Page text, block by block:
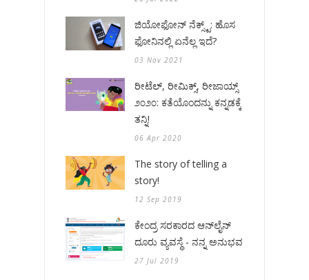
ಜಿಯೋಫೋನ್ ನೆಕ್ಸ್ಟ್: ಹೊಸ
ಫೋನಿನಲ್ಲಿ ಏನೆಲ್ಲ ಇದೆ?
03 Nov 2021
ರೀಟೆಲ್, ರೀಮಿಕ್ಸ್, ರೀಜಾಯ್ಸ್
೨೦೨೦: ಕತೆಯೊಂದನ್ನು ಕನ್ನಡಕ್ಕೆ
ತನ್ನಿ!
06 Apr 2020
The story of telling a
story!
12 Sep 2019
ಕೇಂದ್ರ ಸರಕಾರದ ಆನ್‌ಲೈನ್
ದೂರು ವ್ಯವಸ್ಥೆ - ನನ್ನ ಅನುಭವ
27 Jul 2019